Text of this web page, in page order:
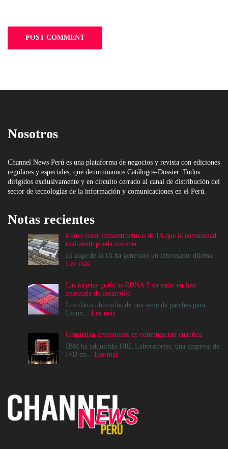
Nosotros
Channel News Perú es una plataforma de negocios y revista con ediciones
regulares y especiales, que denominamos Catálogos-Dossier. Todos
dirigidos exclusivamente y en circuito cerrado al canal de distribución del
sector de tecnologías de la información y comunicaciones en el Perú.
Notas recientes
Cómo crear infraestructuras de IA que la comunidad
realmente pueda sostener
El auge de la IA ha generado un interesante dilema...
Lee más:
infraestructuras
de
IA
que
realmente
pueda
sostener
Las tarjetas gráficas RDNA 5 ya están en fase
avanzada de desarrollo
Los datos obtenidos de una serie de parches para
Linux... Lee más:
gráficas
RDNA
5
avanzada
desarrollo
Continúan inversiones en computación cuántica
IBM ha adquirido HRL Laboratories, una empresa de
I+D en... Lee más: